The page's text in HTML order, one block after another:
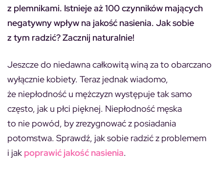
z plemnikami. Istnieje aż 100 czynników mających
negatywny wpływ na jakość nasienia. Jak sobie
z tym radzić? Zacznij naturalnie!
Jeszcze do niedawna całkowitą winą za to obarczano
wyłącznie kobiety. Teraz jednak wiadomo,
że niepłodność u mężczyzn występuje tak samo
często, jak u płci pięknej. Niepłodność męska
to nie powód, by zrezygnować z posiadania
potomstwa. Sprawdź, jak sobie radzić z problemem
i jak poprawić jakość nasienia.